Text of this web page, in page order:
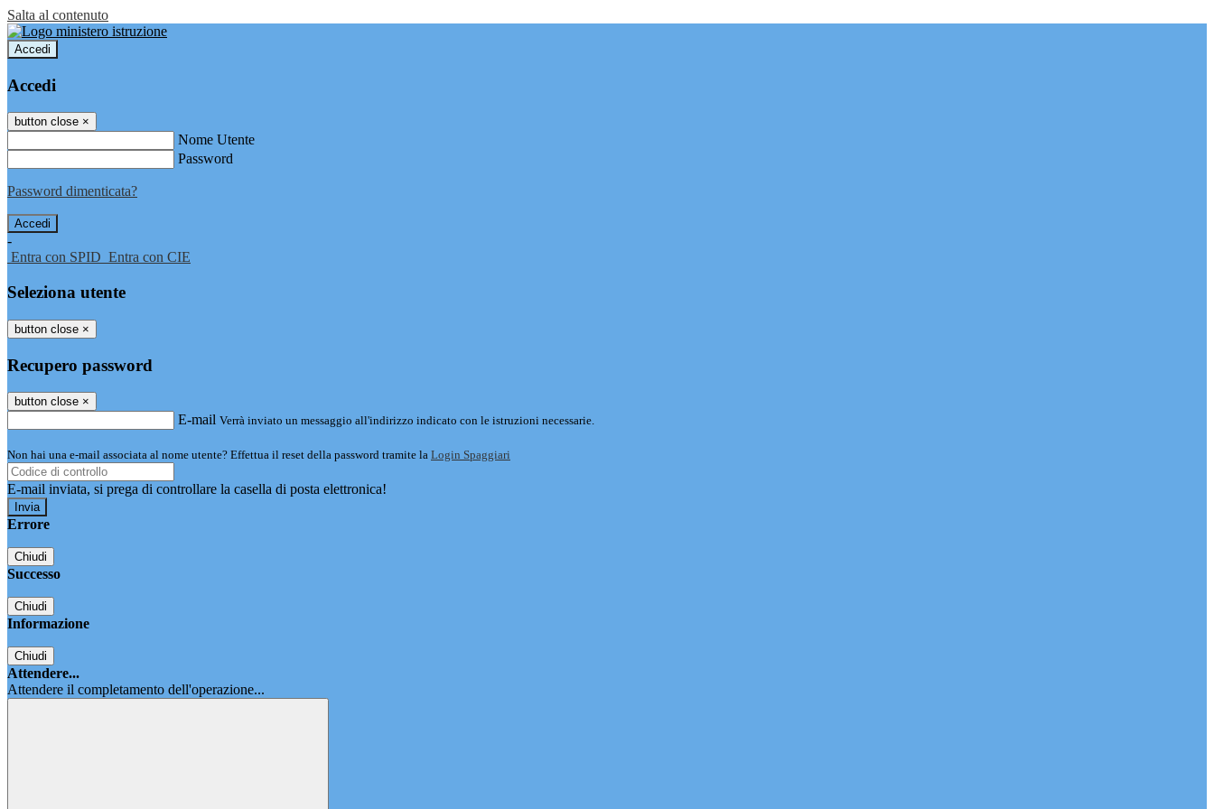
Salta al contenuto
Accedi
Accedi
button close ×
Nome Utente
Password
Password dimenticata?
-
Entra con SPID Entra con CIE
Seleziona utente
button close ×
Recupero password
button close ×
E-mail Verrà inviato un messaggio all'indirizzo indicato con le istruzioni necessarie.
Non hai una e-mail associata al nome utente? Effettua il reset della password tramite la Login Spaggiari
E-mail inviata, si prega di controllare la casella di posta elettronica!
Errore
Chiudi
Successo
Chiudi
Informazione
Chiudi
Attendere...
Attendere il completamento dell'operazione...